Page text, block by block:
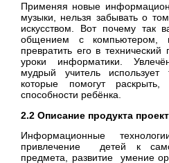
Применяя новые
музыки, нельзя забывать о
искусством. Вот почему так
общением с компьютером,
превратить его в технический
уроки информатики.
мудрый учитель
которые помогут
способности ребёнка.
2.2 Описание продукта
Информационные
привлечение детей к
предмета, развитие умение